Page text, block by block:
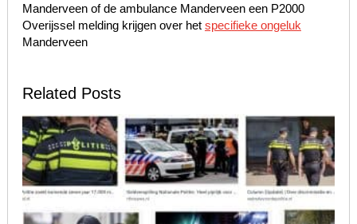
Manderveen of de ambulance Manderveen een P2000
Overijssel melding krijgen over het specifieke ongeluk
Manderveen
Related Posts